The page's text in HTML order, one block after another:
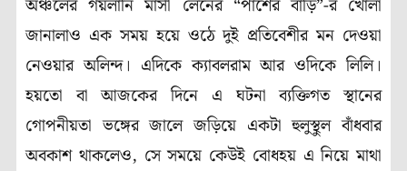
অঞ্চলের গয়লানি মাসী লেনের “পাশের বাড়ি”-র খোলা
জানালাও এক সময় হয়ে ওঠে দুই প্রতিবেশীর মন দেওয়া
নেওয়ার অলিন্দ। এদিকে ক্যাবলরাম আর ওদিকে লিলি।
হয়তো বা আজকের দিনে এ ঘটনা ব্যক্তিগত স্থানের
গোপনীয়তা ভঙ্গের জালে জড়িয়ে একটা হুলুস্থুল বাঁধবার
অবকাশ থাকলেও, সে সময়ে কেউই বোধহয় এ নিয়ে মাথা